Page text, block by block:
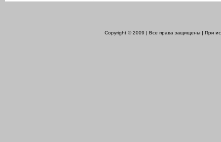
Copyright © 2009 | Все права защищены | При